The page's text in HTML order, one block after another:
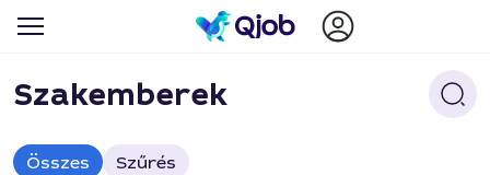
Szakemberek
Összes Szűrés